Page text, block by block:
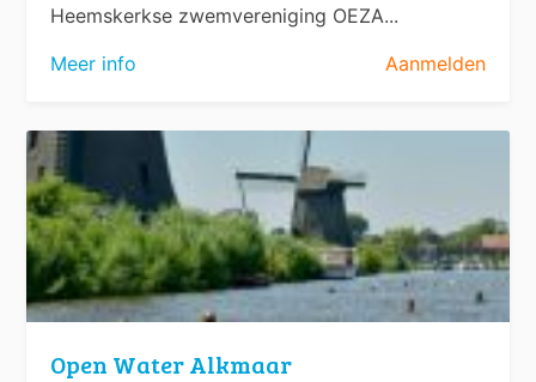
Heemskerkse zwemvereniging OEZA...
Meer info
Aanmelden
Open Water Alkmaar